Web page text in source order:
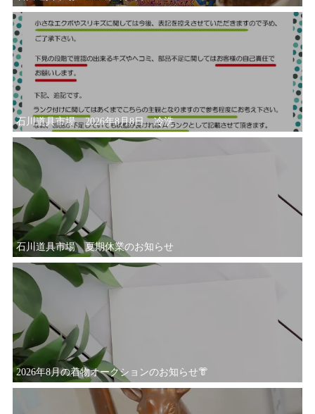
石川道具市場 2026年8月8日 冷洗
石川道具市場 夏期休業のお知らせ
2026年8月の着物オークションのお知らせ👘